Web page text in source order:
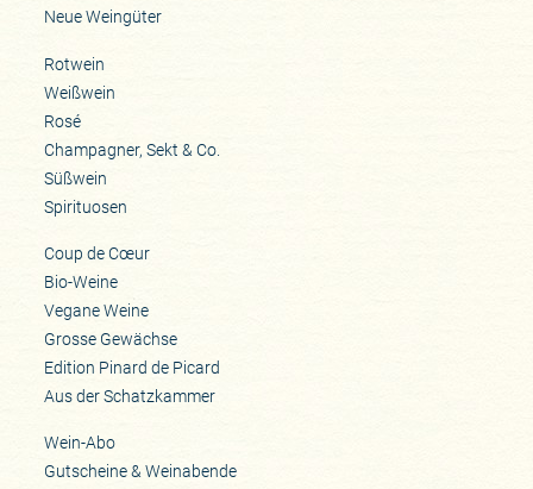
Neue Weingüter
Rotwein
Weißwein
Rosé
Champagner, Sekt & Co.
Süßwein
Spirituosen
Coup de Cœur
Bio-Weine
Vegane Weine
Grosse Gewächse
Edition Pinard de Picard
Aus der Schatzkammer
Wein-Abo
Gutscheine & Weinabende